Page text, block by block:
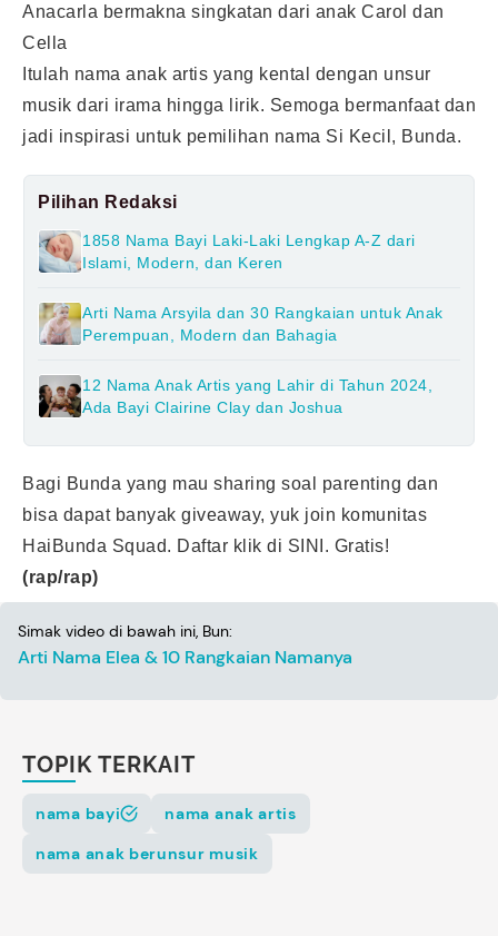
Anacarla bermakna singkatan dari anak Carol dan
Cella
Itulah nama anak artis yang kental dengan unsur
musik dari irama hingga lirik. Semoga bermanfaat dan
jadi inspirasi untuk pemilihan nama Si Kecil, Bunda.
Pilihan Redaksi
1858 Nama Bayi Laki-Laki Lengkap A-Z dari
Islami, Modern, dan Keren
Arti Nama Arsyila dan 30 Rangkaian untuk Anak
Perempuan, Modern dan Bahagia
12 Nama Anak Artis yang Lahir di Tahun 2024,
Ada Bayi Clairine Clay dan Joshua
Bagi Bunda yang mau sharing soal parenting dan
bisa dapat banyak giveaway, yuk join komunitas
HaiBunda Squad. Daftar klik di SINI . Gratis!
(rap/rap)
Simak video di bawah ini, Bun:
Arti Nama Elea & 10 Rangkaian Namanya
TOPIK TERKAIT
nama bayi
nama anak artis
nama anak berunsur musik